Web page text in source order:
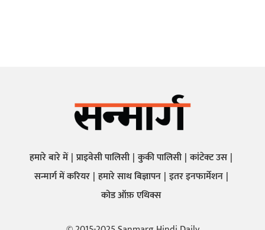
हमारे बारे में प्राइवेसी पालिसी कुकी पालिसी कांटेक्ट उस
सन्मार्ग में करियर हमारे साथ बिज्ञापन इतर इनफार्मेशन
कोड ऑफ़ एथिक्स